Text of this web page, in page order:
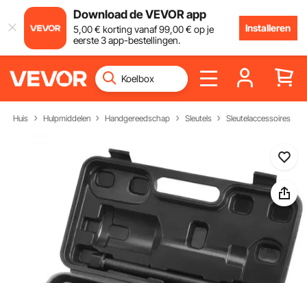
Download de VEVOR app
5,00€ korting vanaf99,00€ op je
eerste 3 app-bestellingen.
Installeren
Huis Hulpmiddelen Handgereedschap Sleutels Sleutelaccessoires